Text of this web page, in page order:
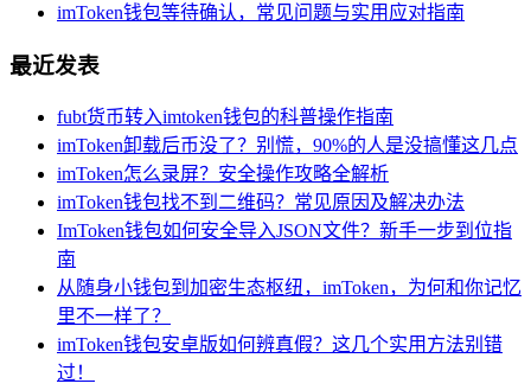
imToken钱包等待确认，常见问题与实用应对指南
最近发表
fubt货币转入imtoken钱包的科普操作指南
imToken卸载后币没了？别慌，90%的人是没搞懂这几点
imToken怎么录屏？安全操作攻略全解析
imToken钱包找不到二维码？常见原因及解决办法
ImToken钱包如何安全导入JSON文件？新手一步到位指
南
从随身小钱包到加密生态枢纽，imToken，为何和你记忆
里不一样了？
imToken钱包安卓版如何辨真假？这几个实用方法别错
过！